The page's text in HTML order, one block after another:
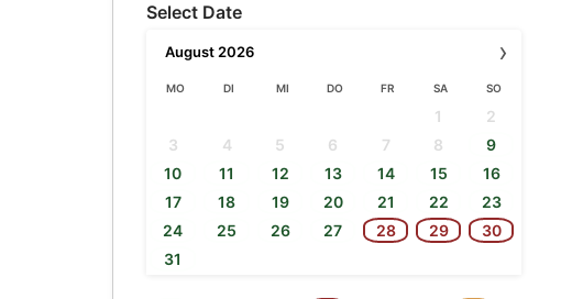
Select Date
›
August2026
MO DI MI DO FR SA SO
1
2
3
4 5 6 7 8
9
10
11 12 13 14 15
16
17
18 19 20 21 22
23
24
25 26 27 28 29
30
31